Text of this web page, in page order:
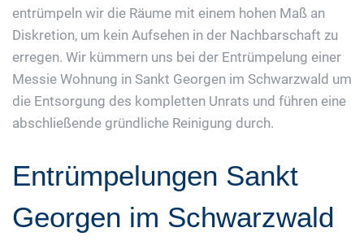
entrümpeln wir die Räume mit einem hohen Maß an
Diskretion, um kein Aufsehen in der Nachbarschaft zu
erregen. Wir kümmern uns bei der Entrümpelung einer
Messie Wohnung in Sankt Georgen im Schwarzwald um
die Entsorgung des kompletten Unrats und führen eine
abschließende gründliche Reinigung durch.
Entrümpelungen Sankt
Georgen im Schwarzwald